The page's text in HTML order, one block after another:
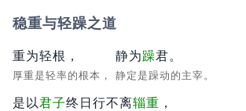
稳重与轻躁之道
重为轻根，
厚重是轻率的根本，
静为躁君。
静定是躁动的主宰。
是以君子终日行不离辎重 ，